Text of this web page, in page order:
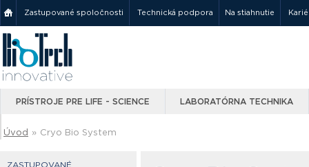
Zastupované spoločnosti Technická podpora Na stiahnutie
PRÍSTROJE PRE LIFE - SCIENCE LABORATÓRNA TECHNIKA
Úvod » Cryo Bio System
ZASTUPOVANÉ